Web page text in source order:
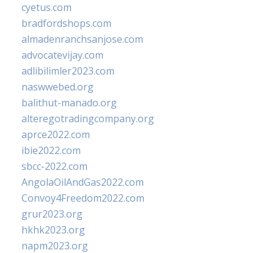
cyetus.com
bradfordshops.com
almadenranchsanjose.com
advocatevijay.com
adlibilimler2023.com
naswwebed.org
balithut-manado.org
alteregotradingcompany.org
aprce2022.com
ibie2022.com
sbcc-2022.com
AngolaOilAndGas2022.com
Convoy4Freedom2022.com
grur2023.org
hkhk2023.org
napm2023.org